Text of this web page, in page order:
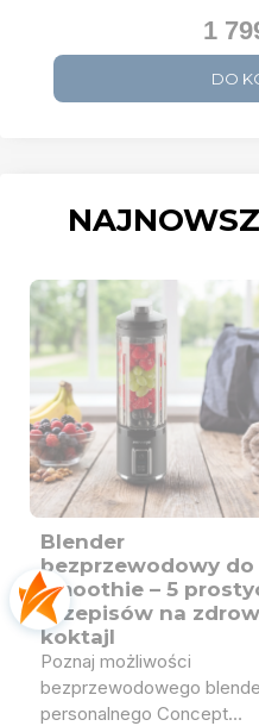
Cena
1
DO
Blender
bezprzewodowy do
smoothie – 5
przepisów na
koktajl
Poznaj możliwości
bezprzewodowego
personalnego Concept